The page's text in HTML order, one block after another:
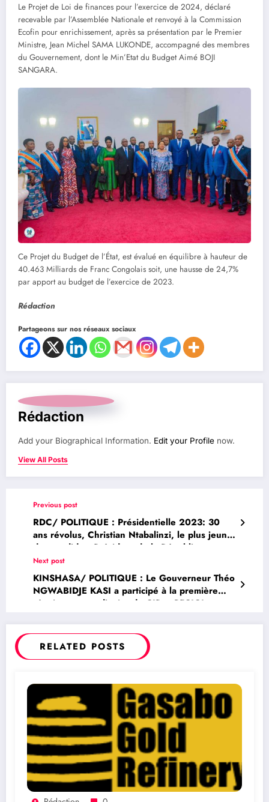
Le Projet de Loi de finances pour l’exercice de 2024, déclaré
recevable par l’Assemblée Nationale et renvoyé à la Commission
Ecofin pour enrichissement, après sa présentation par le Premier
Ministre, Jean Michel SAMA LUKONDE, accompagné des membres
du Gouvernement, dont le Min’Etat du Budget Aimé BOJI
SANGARA.
Ce Projet du Budget de l’État, est évalué en équilibre à hauteur de
40.463 Milliards de Franc Congolais soit, une hausse de 24,7%
par apport au budget de l’exercice de 2023.
Rédaction
Partageons sur nos réseaux sociaux
Rédaction
Add your Biographical Information. Edit your Profile now.
View All Posts
Previous post
RDC/ POLITIQUE : Présidentielle 2023: 30
ans révolus, Christian Ntabalinzi, le plus jeune
des candidats Président de la République a
déposé officiellement sa candidature à la
magistrature suprême
Next post
KINSHASA/ POLITIQUE : Le Gouverneur Théo
NGWABIDJE KASI a participé à la première
réunion extraordinaire du CIP – PFCIGL
RELATED POSTS